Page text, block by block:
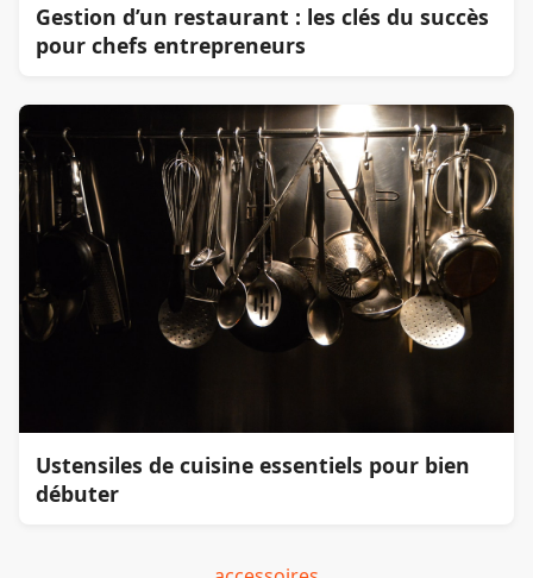
Gestion d’un restaurant : les clés du succès
pour chefs entrepreneurs
Ustensiles de cuisine essentiels pour bien
débuter